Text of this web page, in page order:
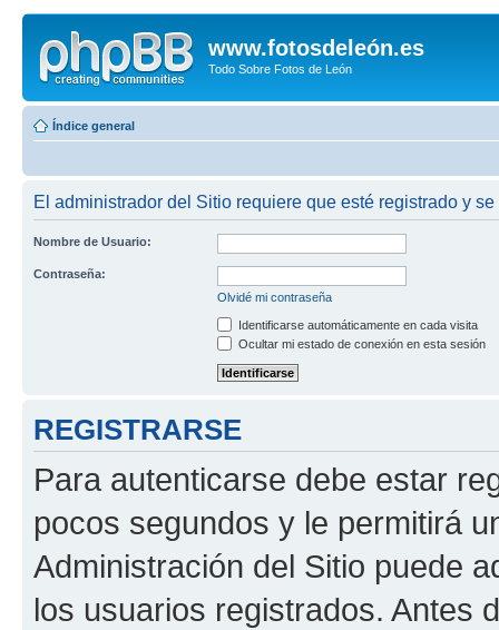
www.fotosdeleón.es
Todo Sobre Fotos de León
Índice general
El administrador del Sitio requiere que esté registrado y
Nombre de Usuario:
Contraseña:
Olvidé mi contraseña
Identificarse automáticamente en cada visita
Ocultar mi estado de conexión en esta sesión
REGISTRARSE
Para autenticarse debe estar
pocos segundos y le permitirá
Administración del Sitio puede
los usuarios registrados. Antes